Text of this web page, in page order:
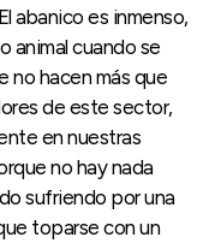
abanico es inmenso,
animal cuando se
no hacen más que
de este sector,
en nuestras
no hay nada
sufriendo por una
toparse con un